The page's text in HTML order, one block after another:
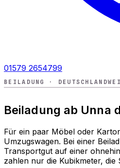
01579 2654799
BEILADUNG ·
Beiladung ab Unna
Für ein paar Möbel oder
Umzugswagen. Bei einer
Transportgut auf einer
zahlen nur die Kubikmeter, die